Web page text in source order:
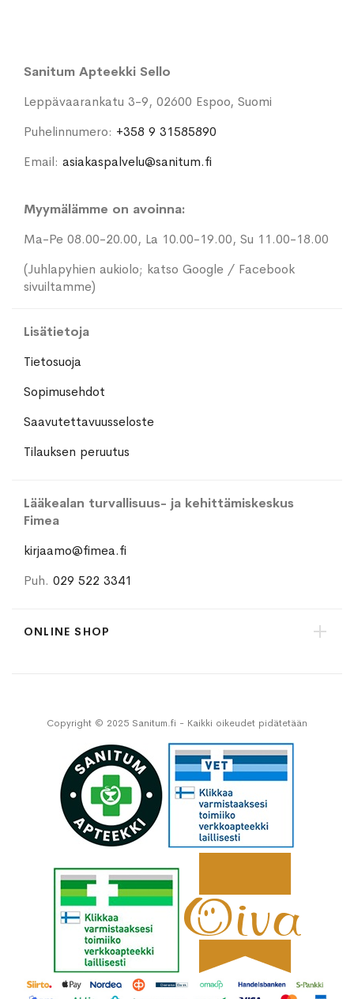
Sanitum Apteekki Sello
Leppävaarankatu 3-9, 02600 Espoo, Suomi
Puhelinnumero: +358 9 31585890
Email: asiakaspalvelu@sanitum.fi
Myymälämme on avoinna:
Ma-Pe 08.00-20.00, La 10.00-19.00, Su 11.00-18.00
(Juhlapyhien aukiolo; katso Google / Facebook
sivuiltamme)
Lisätietoja
Tietosuoja
Sopimusehdot
Saavutettavuusseloste
Tilauksen peruutus
Lääkealan turvallisuus- ja kehittämiskeskus
Fimea
kirjaamo@fimea.fi
Puh. 029 522 3341
ONLINE SHOP
Copyright © 2025 Sanitum.fi - Kaikki oikeudet pidätetään